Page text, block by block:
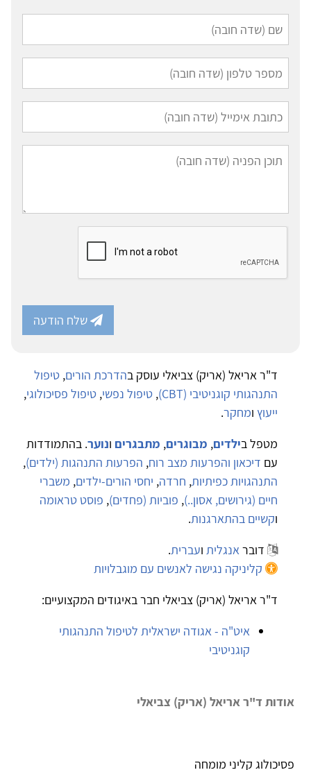
שלח הודעה
ד"ר אריאל (אריק) צביאלי עוסק בהדרכת הורים, טיפול
התנהגותי קוגניטיבי (CBT)
, טיפול נפשי, טיפול פסיכולוגי,
ייעוץ ומחקר.
מטפל בילדים, מבוגרים, מתבגרים ונוער. בהתמודדות
עם דיכאון והפרעות מצב רוח, הפרעות התנהגות (ילדים),
התנהגויות כפיתיות, חרדה, יחסי הורים-ילדים, משברי
חיים (גירושים, אסון..), פוביות (פחדים), פוסט טראומה
וקשיים בהתארגנות.
דובראנגלית ועברית.
קליניקה נגישה לאנשים עם מוגבלויות
ד"ר אריאל (אריק) צביאלי חבר באיגודים המקצועיים:
איט"ה - אגודה ישראלית לטיפול התנהגותי
קוגניטיבי
אודות ד"ר אריאל (אריק) צביאלי
פסיכולוג קליני מומחה